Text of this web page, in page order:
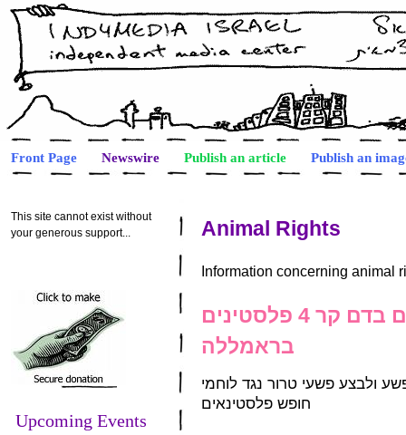
Front Page Newswire Publish an article Publish an
This site cannot exist without
your generous support...
Upcoming Events
Animal Rights
Information concerning animal
הצבא הנאציוני רצח היום בדם קר 4 פלסטינים
בראמללה
ולבצע פשעי טרור נגד לוחמי
חופש פלסטינאים